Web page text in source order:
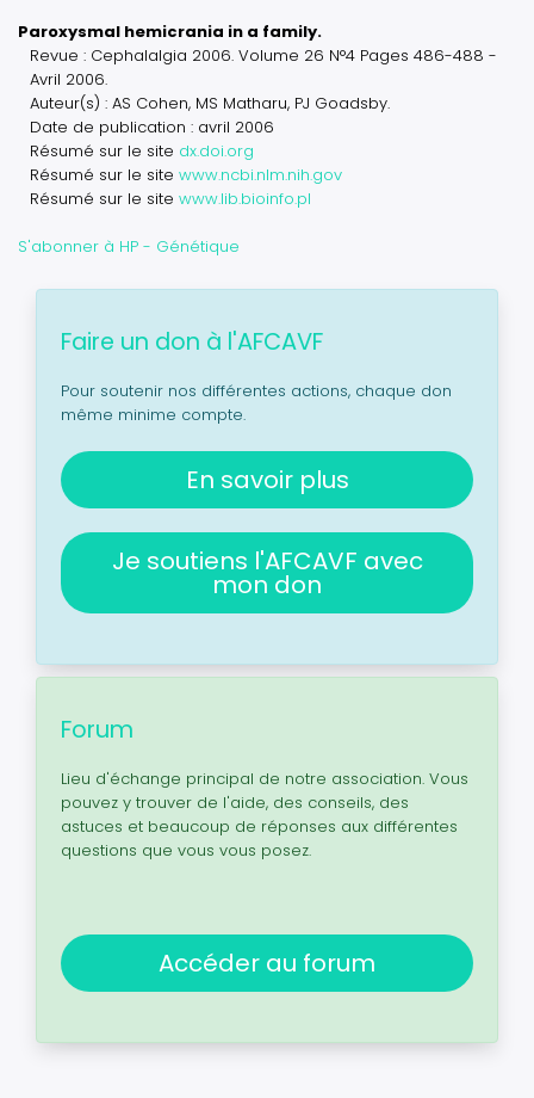
Paroxysmal hemicrania in a family.
Revue : Cephalalgia 2006. Volume 26 N°4 Pages 486-488 -
Avril 2006.
Auteur(s) : AS Cohen, MS Matharu, PJ Goadsby.
Date de publication : avril 2006
Résumé sur le site dx.doi.org
Résumé sur le site www.ncbi.nlm.nih.gov
Résumé sur le site www.lib.bioinfo.pl
S'abonner à HP - Génétique
Faire un don à l'AFCAVF
Pour soutenir nos différentes actions, chaque don
même minime compte.
En savoir plus
Je soutiens l'AFCAVF avec
mon don
Forum
Lieu d'échange principal de notre association. Vous
pouvez y trouver de l'aide, des conseils, des
astuces et beaucoup de réponses aux différentes
questions que vous vous posez.
Accéder au forum